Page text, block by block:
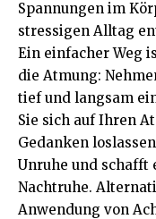
Spannungen im
stressigen Alltag
Ein einfacher Weg
die Atmung:
tief und langsam
Sie sich auf Ihren
Gedanken
Unruhe und schafft
Nachtruhe.
Anwendung von